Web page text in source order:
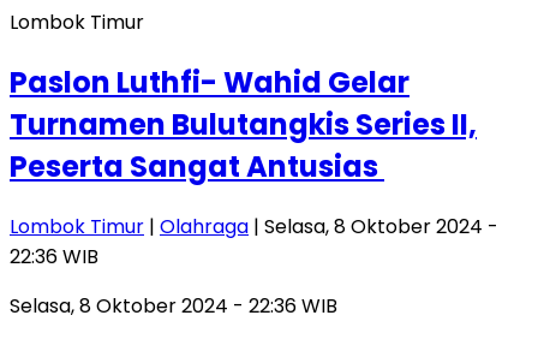
Lombok Timur
Paslon Luthfi- Wahid Gelar
Turnamen Bulutangkis Series II,
Peserta Sangat Antusias
Lombok Timur | Olahraga | Selasa, 8 Oktober 2024 -
22:36 WIB
Selasa, 8 Oktober 2024 - 22:36 WIB